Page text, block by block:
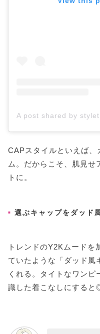
CAPスタイルといえば、
ム。だからこそ、肌見せ
トに。
選ぶキャップをダッド
トレンドのY2Kムードを
ていたような「ダッド風
くれる。タイトなワン
識した着こなしにする